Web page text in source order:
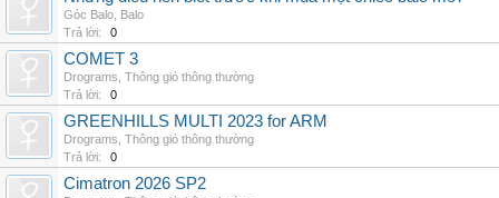
Góc Balo Balo
Trả lời:
0
COMET 3
Drograms Thông gió thông thường
Trả lời:
0
GREENHILLS MULTI 2023 for ARM
Drograms Thông gió thông thường
Trả lời:
0
Cimatron 2026 SP2